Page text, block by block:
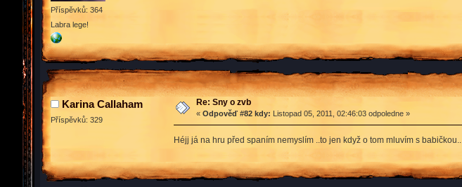
Příspěvků: 364
Labra lege!
Karina Callaham
Příspěvků: 329
Re: Sny o zvb
« Odpověď #82 kdy: Listopad 05, 2011, 02:46:03 odpoledne »
Héjj já na hru před spaním nemyslím ..to jen když o tom mluvím s babičkou..